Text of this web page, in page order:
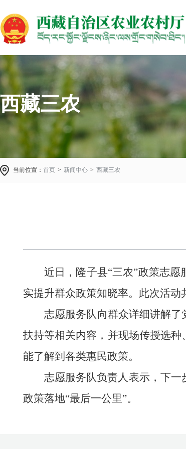
西藏三农
当前位置： 首页 > 新闻中心 > 西藏三农
近日，隆子县“三农”政策志
实提升群众政策知晓率。此次活动
志愿服务队向群众详细讲解了
扶持等相关内容，并现场传授选
能了解到各类惠民政策。
志愿服务队负责人表示，下
政策落地“最后一公里”。